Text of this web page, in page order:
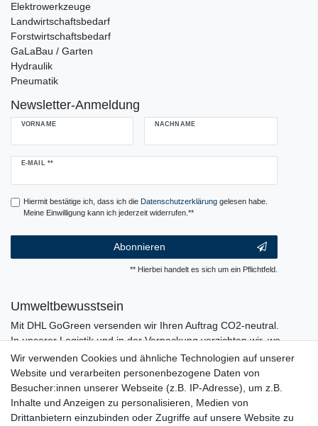
Elektrowerkzeuge
Landwirtschaftsbedarf
Forstwirtschaftsbedarf
GaLaBau / Garten
Hydraulik
Pneumatik
Newsletter-Anmeldung
VORNAME NACHNAME
E-MAIL **
Newsletter
Hiermit bestätige ich, dass ich die Daten­schutz­erklärunggelesen habe.
Meine Einwilligung kann ich jederzeit widerrufen.**
Abonnieren
** Hierbei handelt es sich um ein Pflichtfeld.
Umweltbewusstsein
Mit DHL GoGreen versenden wir Ihren Auftrag CO2-neutral.
In unserer Logistik und in der Verpackung verzichten wir, wo
immer es möglich ist, auf den Einsatz von Kunststoffen und
Plastik.
Wir verwenden Cookies und ähnliche Technologien auf unserer
Website und verarbeiten personenbezogene Daten von
Besucher:innen unserer Webseite (z.B. IP-Adresse), um z.B.
Inhalte und Anzeigen zu personalisieren, Medien von
Drittanbietern einzubinden oder Zugriffe auf unsere Website zu